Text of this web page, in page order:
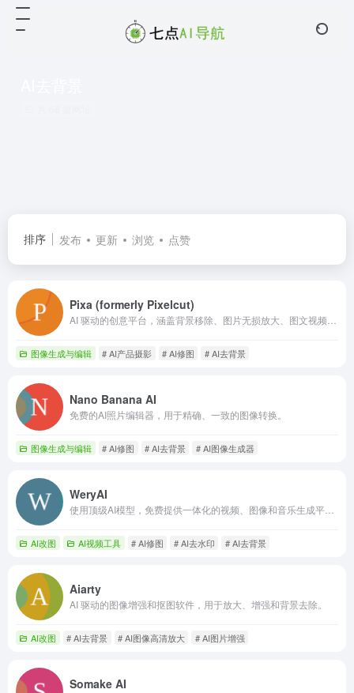
排序 发布 更新 浏览 点赞
Pixa (formerly Pixelcut)
图像生成与编辑 # AI产品摄影 # AI修图 # AI去背景
Nano Banana AI
免费的AI照片编辑器，用于精确、一致的图像转换。
图像生成与编辑 # AI修图 # AI去背景 # AI图像生成器
WeryAI
AI改图 AI视频工具 # AI修图 # AI去水印 # AI去背景
Aiarty
AI 驱动的图像增强和抠图软件，用于放大、增强和背景去除。
AI改图 # AI去背景 # AI图像高清放大 # AI图片增强
Somake AI